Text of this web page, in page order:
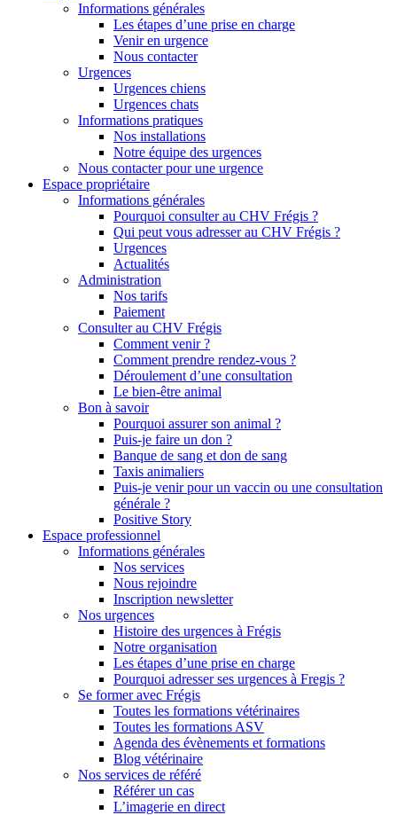
Informations générales
Les étapes d’une prise en charge
Venir en urgence
Nous contacter
Urgences
Urgences chiens
Urgences chats
Informations pratiques
Nos installations
Notre équipe des urgences
Nous contacter pour une urgence
Espace propriétaire
Informations générales
Pourquoi consulter au CHV Frégis ?
Qui peut vous adresser au CHV Frégis ?
Urgences
Actualités
Administration
Nos tarifs
Paiement
Consulter au CHV Frégis
Comment venir ?
Comment prendre rendez-vous ?
Déroulement d’une consultation
Le bien-être animal
Bon à savoir
Pourquoi assurer son animal ?
Puis-je faire un don ?
Banque de sang et don de sang
Taxis animaliers
Puis-je venir pour un vaccin ou une consultation
générale ?
Positive Story
Espace professionnel
Informations générales
Nos services
Nous rejoindre
Inscription newsletter
Nos urgences
Histoire des urgences à Frégis
Notre organisation
Les étapes d’une prise en charge
Pourquoi adresser ses urgences à Fregis ?
Se former avec Frégis
Toutes les formations vétérinaires
Toutes les formations ASV
Agenda des évènements et formations
Blog vétérinaire
Nos services de référé
Référer un cas
L’imagerie en direct